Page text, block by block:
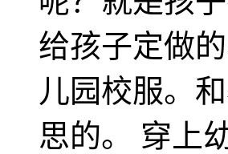
给孩子定做
儿园校服。
思的。 穿上